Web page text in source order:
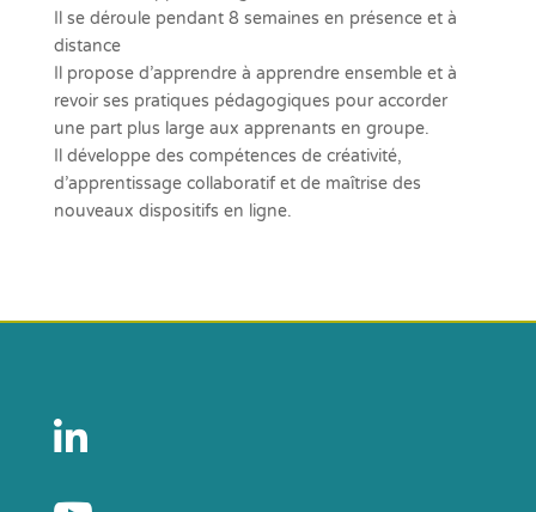
Il se déroule pendant 8 semaines en présence et à
distance
Il propose d’apprendre à apprendre ensemble et à
revoir ses pratiques pédagogiques pour accorder
une part plus large aux apprenants en groupe.
Il développe des compétences de créativité,
d’apprentissage collaboratif et de maîtrise des
nouveaux dispositifs en ligne.
